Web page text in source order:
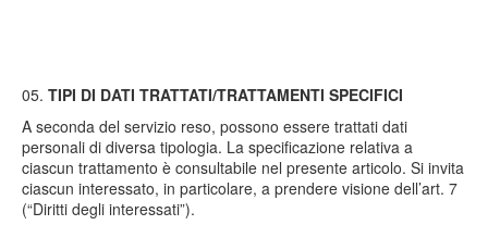
TIPI DI DATI TRATTATI/TRATTAMENTI SPECIFICI
A seconda del servizio reso, possono essere trattati dati
personali di diversa tipologia. La specificazione relativa a
ciascun trattamento è consultabile nel presente articolo. Si invita
ciascun interessato, in particolare, a prendere visione dell’art. 7
(“Diritti degli interessati”).